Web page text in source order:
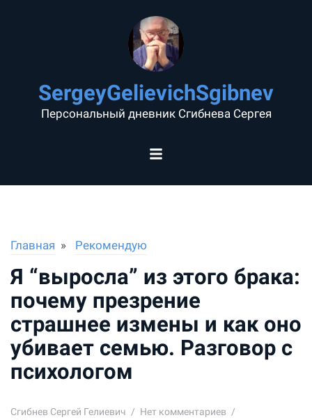
SergeyGelievichSgibnev
Персональный дневник Сгибнева Сергея
Главная Рекомендую
Я “выросла” из этого брака:
почему презрение
страшнее измены и как оно
убивает семью. Разговор с
психологом
Сгибнев Сергей Гелиевич
Нет комментариев